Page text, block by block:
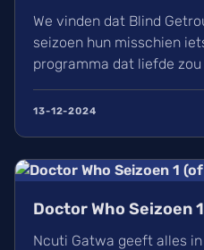
We vinden dat Blind
seizoen hun misschien
programma dat liefde
meer gefocust om leed.
uitlachtelevisie?
13-12-2024
Doctor Who Seizoen
Ncuti Gatwa geeft alles